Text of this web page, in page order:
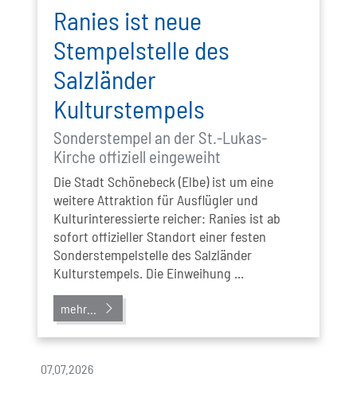
Ranies ist neue
Stempelstelle des
Salzländer
Kulturstempels
Sonderstempel an der St.-Lukas-
Kirche offiziell eingeweiht
Die Stadt Schönebeck (Elbe) ist um eine
weitere Attraktion für Ausflügler und
Kulturinteressierte reicher: Ranies ist ab
sofort offizieller Standort einer festen
Sonderstempelstelle des Salzländer
Kulturstempels. Die Einweihung ...
mehr...
07.07.2026